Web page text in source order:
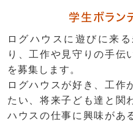
学生ボラン
ログハウスに遊びに来
り、工作や見守りの手伝
を募集します。
ログハウスが好き、工作
たい、将来子ども達と関
ハウスの仕事に興味があ